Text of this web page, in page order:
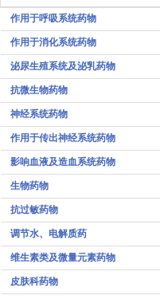
作用于呼吸系统药物
作用于消化系统药物
泌尿生殖系统及泌乳药物
抗微生物药物
神经系统药物
作用于传出神经系统药物
影响血液及造血系统药物
生物药物
抗过敏药物
调节水、电解质药
维生素类及微量元素药物
皮肤科药物